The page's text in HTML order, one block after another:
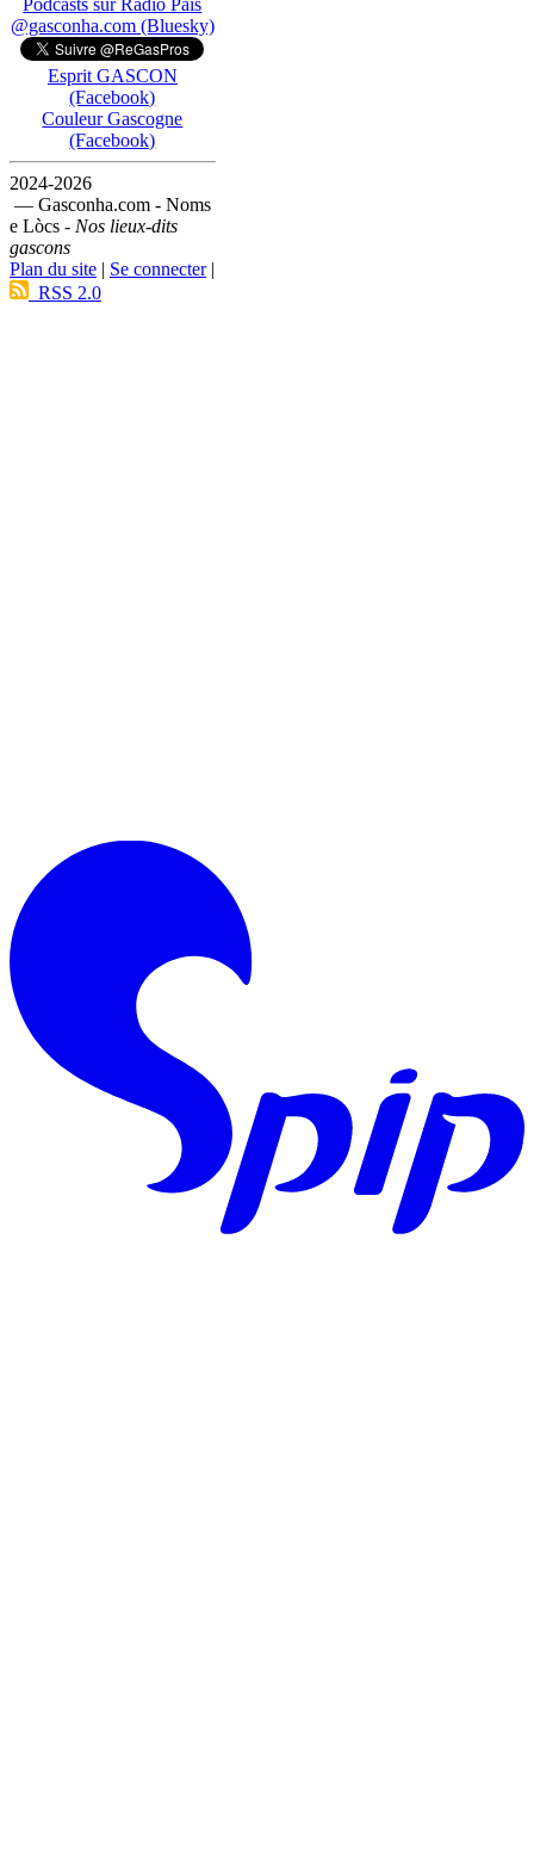
Podcasts sur Ràdio País
@gasconha.com (Bluesky)
Esprit GASCON
(Facebook)
Couleur Gascogne
(Facebook)
2024-2026
— Gasconha.com - Noms
e Lòcs - Nos lieux-dits
gascons
Plan du site | Se connecter|
RSS 2.0